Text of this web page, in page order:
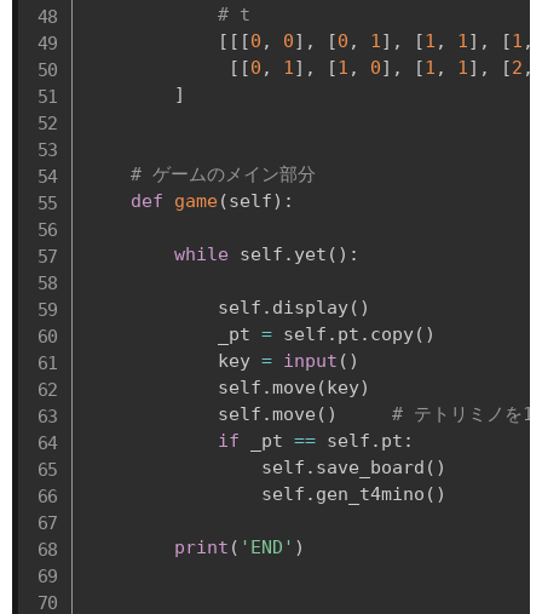
# t
[ [ [0 , 0] , [0 , 1 ] , [1 , 1 ] , [1 ,
[ [0 , 1 ] , [1 , 0] , [1 , 1 ] , [2 ,
]
# ゲームのメイン部分
def
game(self) :
while self . yet ( ) :
            self
. display( )
            _pt
= self . pt . copy( )
            key
= input ( )
            self
.move (key)
            self
.move ( )
# テトリミノを1
if _pt == self . pt :
                self
. save_board ( )
                self
. gen_t4mino ( )
print ( 'END' )